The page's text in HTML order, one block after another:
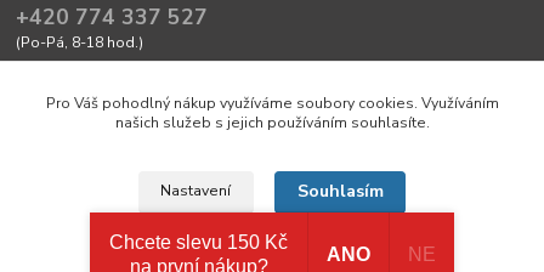
+420 774 337 527
(Po-Pá, 8-18 hod.)
Friendly shop with quality goods Top-koberce.cz
Pro Váš pohodlný nákup využíváme soubory cookies. Využíváním
našich služeb s jejich používáním souhlasíte.
Nastavení Souhlasím
Souhlas můžete odmítnoutzde
Chcete slevu 150 Kč
na první nákup?
ANO NE